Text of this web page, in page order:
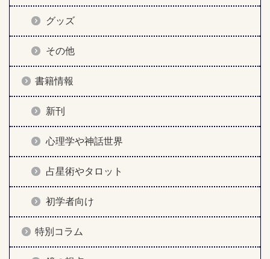
グッズ
その他
書籍情報
新刊
心理学や神話世界
占星術やタロット
初学者向け
特別コラム